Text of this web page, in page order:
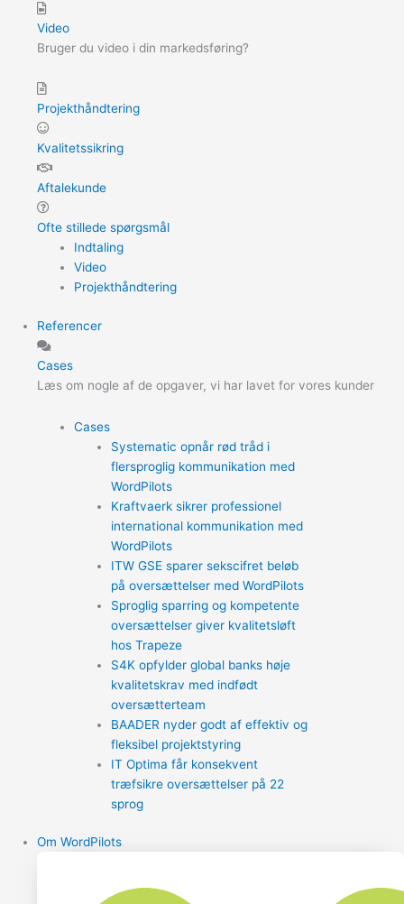
Video
Bruger du video i din markedsføring?
Projekthåndtering
Kvalitetssikring
Aftalekunde
Ofte stillede spørgsmål
Indtaling
Video
Projekthåndtering
Referencer
Cases
Læs om nogle af de opgaver, vi har lavet for vores kunder
Cases
Systematic opnår rød tråd i
flersproglig kommunikation med
WordPilots
Kraftvaerk sikrer professionel
international kommunikation med
WordPilots
ITW GSE sparer sekscifret beløb
på oversættelser med WordPilots
Sproglig sparring og kompetente
oversættelser giver kvalitetsløft
hos Trapeze
S4K opfylder global banks høje
kvalitetskrav med indfødt
oversætterteam
BAADER nyder godt af effektiv og
fleksibel projektstyring
IT Optima får konsekvent
træfsikre oversættelser på 22
sprog
Om WordPilots